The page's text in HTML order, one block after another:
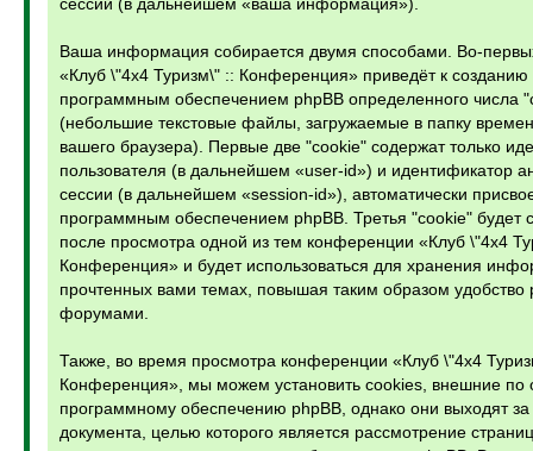
Ваша информация собирается двумя способами. Во-
«Клуб \"4х4 Туризм\" :: Конференция» приведёт к созданию
программным обеспечением phpBB определенного числа
(небольшие текстовые файлы, загружаемые в папку
вашего браузера). Первые две "cookie" содержат только
пользователя (в дальнейшем «user-id») и идентификатор
сессии (в дальнейшем «session-id»), автоматически
программным обеспечением phpBB. Третья "cookie" будет
после просмотра одной из тем конференции «Клуб \"4х4
Конференция» и будет использоваться для хранения
прочтенных вами темах, повышая таким образом удобство
форумами.
Также, во время просмотра конференции «Клуб \"4х4
Конференция», мы можем установить cookies, внешние по
программному обеспечению phpBB, однако они выходят за
документа, целью которого является рассмотрение